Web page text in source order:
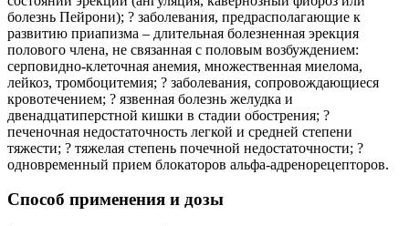
болезнь Пейрони); ? заболевания, предрасполагающие к
развитию приапизма – длительная болезненная эрекция
полового члена, не связанная с половым возбуждением:
серповидно-клеточная анемия, множественная миелома,
лейкоз, тромбоцитемия; ? заболевания, сопровождающиеся
кровотечением; ? язвенная болезнь желудка и
двенадцатиперстной кишки в стадии обострения; ?
печеночная недостаточность легкой и средней степени
тяжести; ? тяжелая степень почечной недостаточности; ?
одновременный прием блокаторов альфа-адренорецепторов.
Способ применения и дозы